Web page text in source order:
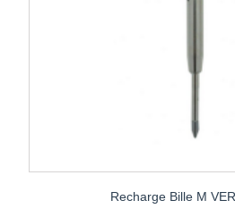
Recharge Bille M